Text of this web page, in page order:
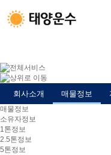
회사소개 매물정보
매물정보
소유자정보
1톤정보
2.5톤정보
5톤정보